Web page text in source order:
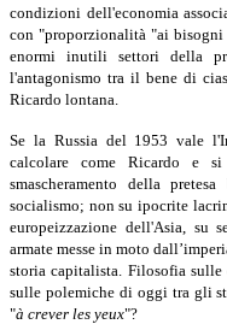
condizioni dell'economia
con "proporzionalità "ai
enormi inutili settori della
l'antagonismo tra il bene di
Ricardo lontana.
Se la Russia del 1953 vale
calcolare come Ricardo e
smascheramento della
socialismo; non su ipocrite
europeizzazione dell'Asia,
armate messe in moto
storia capitalista. Filosofia sulle
sulle polemiche di oggi tra gli
"à crever les yeux"?